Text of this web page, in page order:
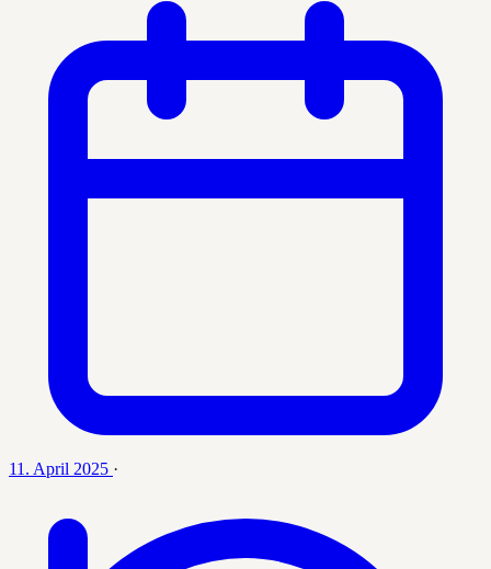
11. April 2025 ·